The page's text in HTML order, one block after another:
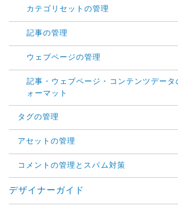
カテゴリセットの管理
記事の管理
ウェブページの管理
記事・ウェブページ・コンテンツデータ
ォーマット
タグの管理
アセットの管理
コメントの管理とスパム対策
デザイナーガイド